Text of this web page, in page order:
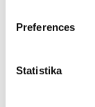
Preferences
Statistika